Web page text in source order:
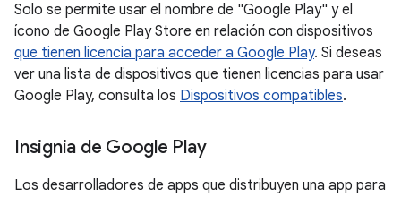
Solo se permite usar el nombre de "Google Play" y el
ícono de Google Play Store en relación con dispositivos
que tienen licencia para acceder a Google Play. Si deseas
ver una lista de dispositivos que tienen licencias para usar
Google Play, consulta los Dispositivos compatibles.
Insignia de Google Play
Los desarrolladores de apps que distribuyen una app para